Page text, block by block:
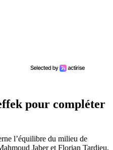
pour compléter
l’équilibre du milieu de
Jaber et Florian Tardieu,